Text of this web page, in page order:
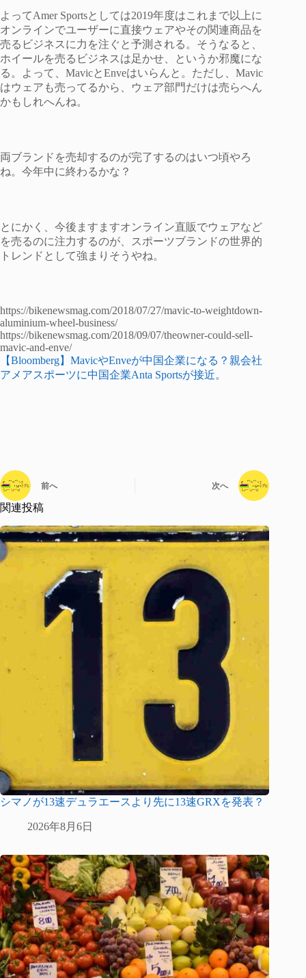
よってAmer Sportsとしては2019年度はこれまで以上に
オンラインでユーザーに直接ウェアやその関連商品を
売るビジネスに力を注ぐと予測される。そうなると、
ホイールを売るビジネスは足かせ、というか邪魔にな
る。よって、MavicとEnveはいらんと。ただし、Mavic
はウェアも売ってるから、ウェア部門だけは売らへん
かもしれへんね。
両ブランドを売却するのが完了するのはいつ頃やろ
ね。今年中に終わるかな？
とにかく、今後ますますオンライン直販でウェアなど
を売るのに注力するのが、スポーツブランドの世界的
トレンドとして強まりそうやね。
https://bikenewsmag.com/2018/07/27/mavic-to-weightdown-
aluminium-wheel-business/
https://bikenewsmag.com/2018/09/07/theowner-could-sell-
mavic-and-enve/
【Bloomberg】MavicやEnveが中国企業になる？親会社
アメアスポーツに中国企業Anta Sportsが接近。
前へ 次へ
関連投稿
シマノが13速デュラエースより先に13速GRXを発表？
2026年8月6日